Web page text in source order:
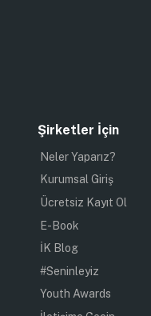
Şirketler İçin
Neler Yaparız?
Kurumsal Giriş
Ücretsiz Kayıt Ol
E-Book
İK Blog
#Seninleyiz
Youth Awards